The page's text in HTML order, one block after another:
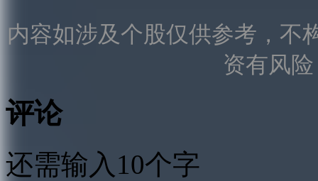
内容如涉及个股仅供参考，不
资有风
评论
还需输入10个字